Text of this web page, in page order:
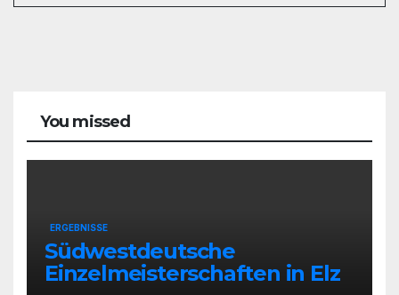
You missed
ERGEBNISSE
Südwestdeutsche
Einzelmeisterschaften in Elz